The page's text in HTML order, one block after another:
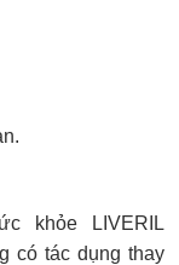
khỏe LIVERIL
có tác dụng thay